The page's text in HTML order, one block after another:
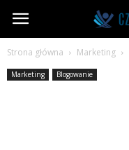
CzasAbsolwenta.pl
Strona główna Marketing
Marketing Blogowanie